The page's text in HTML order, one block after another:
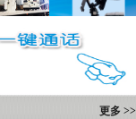
更多 >>